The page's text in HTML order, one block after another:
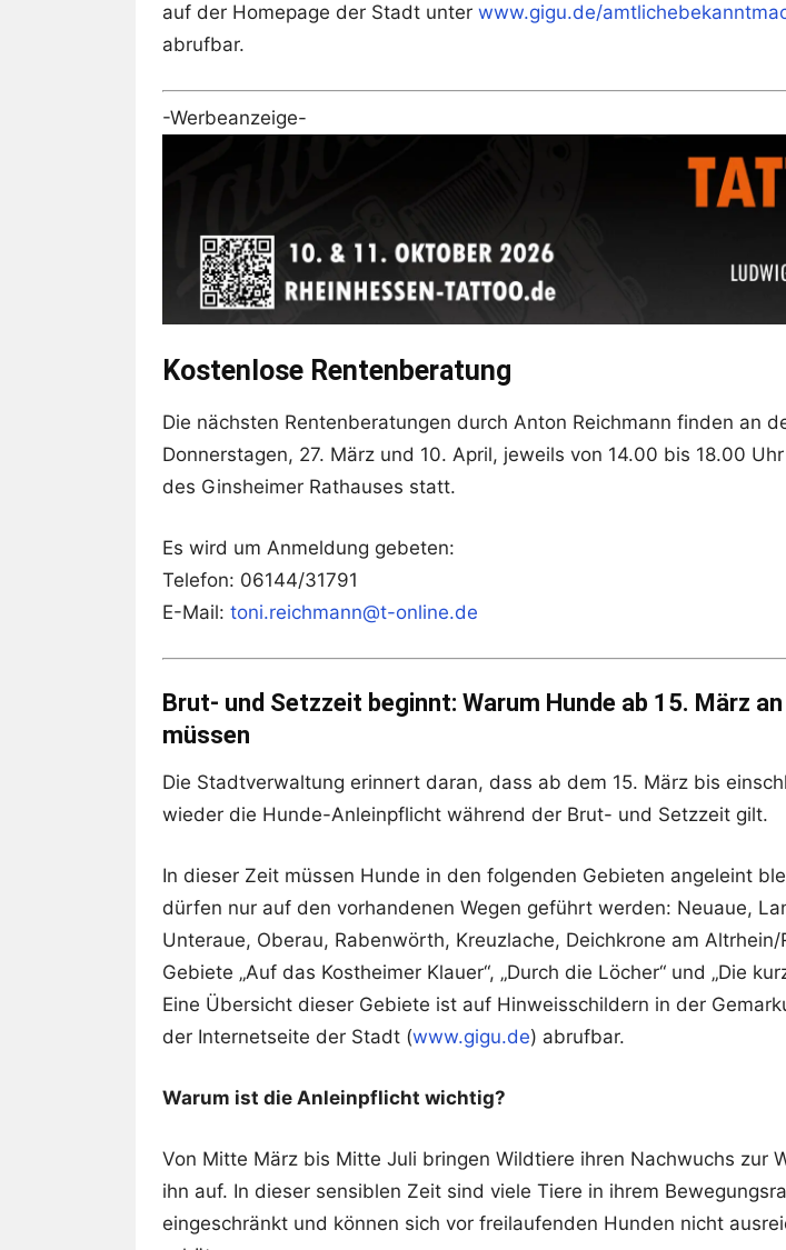
auf der Homepage der Stadt unter www.gigu.de/
abrufbar.
-Werbeanzeige-
Kostenlose Rentenberatung
Die nächsten Rentenberatungen durch Anton Reichmann finden an
Donnerstagen, 27. März und 10. April, jeweils von 14.00 bis 18.00
des Ginsheimer Rathauses statt.
Es wird um Anmeldung gebeten:
Telefon: 06144/31791
E-Mail: toni.reichmann@t-online.de
Brut- und Setzzeit beginnt: Warum Hunde ab 15. März
müssen
Die Stadtverwaltung erinnert daran, dass ab dem 15. März bis
wieder die Hunde-Anleinpflicht während der Brut- und Setzzeit gilt.
In dieser Zeit müssen Hunde in den folgenden Gebieten angeleint
dürfen nur auf den vorhandenen Wegen geführt werden: Neuaue,
Unteraue, Oberau, Rabenwörth, Kreuzlache, Deichkrone am Altrhein/
Gebiete „Auf das Kostheimer Klauer“, „Durch die Löcher“ und „Die
Eine Übersicht dieser Gebiete ist auf Hinweisschildern in der
der Internetseite der Stadt (www.gigu.de) abrufbar.
Warum ist die Anleinpflicht wichtig?
Von Mitte März bis Mitte Juli bringen Wildtiere ihren Nachwuchs zur
ihn auf. In dieser sensiblen Zeit sind viele Tiere in ihrem
eingeschränkt und können sich vor freilaufenden Hunden nicht